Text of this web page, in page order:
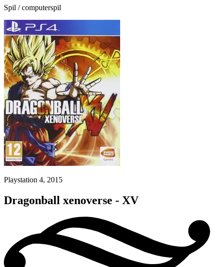
Spil / computerspil
Playstation 4, 2015
Dragonball xenoverse - XV